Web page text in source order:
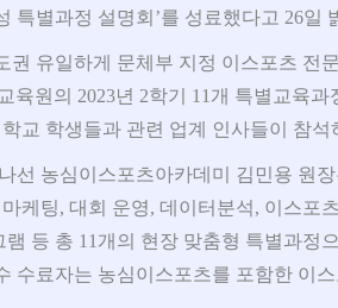
특별과정 설명회’를 성료했다고 26일
권 유일하게 문체부 지정 이스포츠 전
육원의 2023년 2학기 11개 특별교육
교 학생들과 관련 업계 인사들이 참석
선 농심이스포츠아카데미 김민용 원
케팅, 대회 운영, 데이터분석, 이스포
램 등 총 11개의 현장 맞춤형 특별과정
수료자는 농심이스포츠를 포함한 이